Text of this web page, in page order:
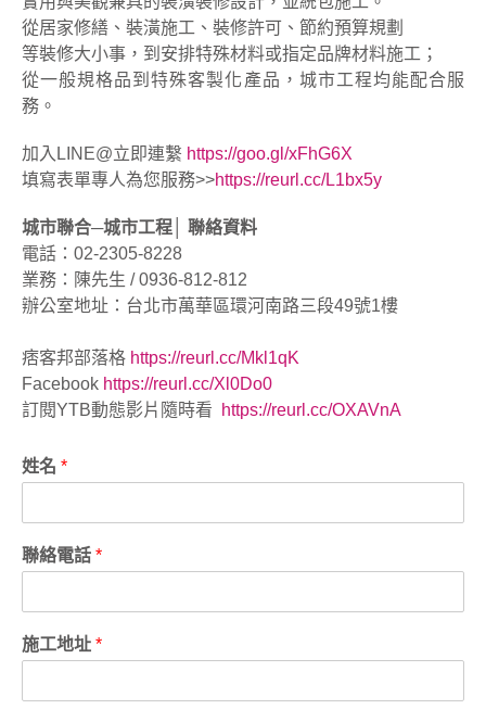
從居家修繕、裝潢施工、裝修許可、節約預算規劃
等裝修大小事，到安排特殊材料或指定品牌材料施工；
從一般規格品到特殊客製化產品，城市工程均能配合服
務。
加入LINE@立即連繫 https://goo.gl/xFhG6X
填寫表單專人為您服務>>https://reurl.cc/L1bx5y
城市聯合─城市工程│ 聯絡資料
電話：02-2305-8228
業務：陳先生 / 0936-812-812
辦公室地址：台北市萬華區環河南路三段49號1樓
痞客邦部落格 https://reurl.cc/Mkl1qK
Facebook https://reurl.cc/Xl0Do0
訂閱YTB動態影片隨時看
https://reurl.cc/OXAVnA
姓名 *
聯絡電話 *
施工地址 *